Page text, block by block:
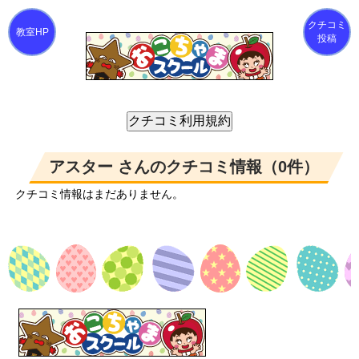
クチコミ
投稿
アスター さんのクチコミ情報（0件）
クチコミ情報はまだありません。